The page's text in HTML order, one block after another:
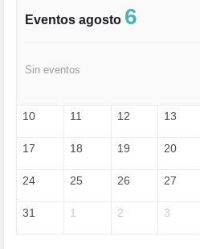
FELICIDAD (1)
FRANCISCO (5)
GUERRA (133)
HUMOR (1)
IA (1)
INMIGRACIÓN (144)
Eventos agosto 6
Sin eventos
10 11 12 13
17 18 19 20
24 25 26 27
31 1 2 3